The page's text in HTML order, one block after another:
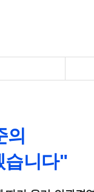
의
습니다"